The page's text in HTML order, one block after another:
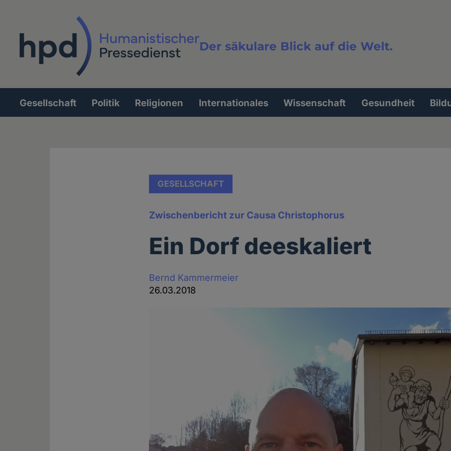
Der säkulare Blick auf die Welt.
Volltextsuche
Hauptnavigation
Gesellschaft Politik Religionen Internationales Wissenschaft Gesundheit
GESELLSCHAFT
Zwischenbericht zur Causa Christophorus
Ein Dorf deeskaliert
Bernd Kammermeier
26.03.2018